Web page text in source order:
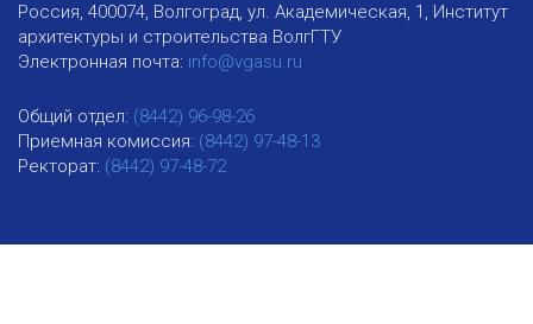
Россия, 400074, Волгоград, ул. Академическая, 1, Институт
архитектуры и строительства ВолгГТУ
Электронная почта: info@vgasu.ru
Общий отдел: (8442) 96-98-26
Приемная комиссия: (8442) 97-48-13
Ректорат: (8442) 97-48-72